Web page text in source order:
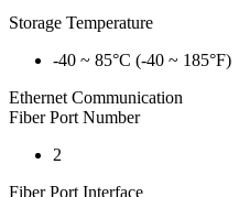
Storage Temperature
-40 ~ 85°C (-40 ~ 185°F)
Ethernet Communication
Fiber Port Number
2
Fiber Port Interface